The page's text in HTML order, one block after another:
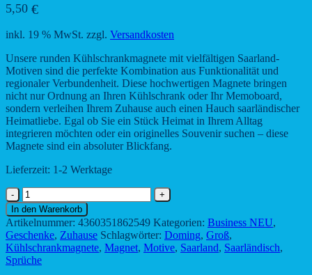
5,50 €
inkl. 19 % MwSt. zzgl. Versandkosten
Unsere runden Kühlschrankmagnete mit vielfältigen Saarland-
Motiven sind die perfekte Kombination aus Funktionalität und
regionaler Verbundenheit. Diese hochwertigen Magnete bringen
nicht nur Ordnung an Ihren Kühlschrank oder Ihr Memoboard,
sondern verleihen Ihrem Zuhause auch einen Hauch saarländischer
Heimatliebe. Egal ob Sie ein Stück Heimat in Ihrem Alltag
integrieren möchten oder ein originelles Souvenir suchen – diese
Magnete sind ein absoluter Blickfang.
Lieferzeit: 1-2 Werktage
Kühlschrankmagnet
XL
Motiv
6
–
Uffbasse!
Wenn
In den Warenkorb
Artikelnummer: 4360351862549 Kategorien: Business NEU,
Geschenke, Zuhause Schlagwörter: Doming, Groß,
Kühlschrankmagnete, Magnet, Motive, Saarland, Saarländisch,
Sprüche